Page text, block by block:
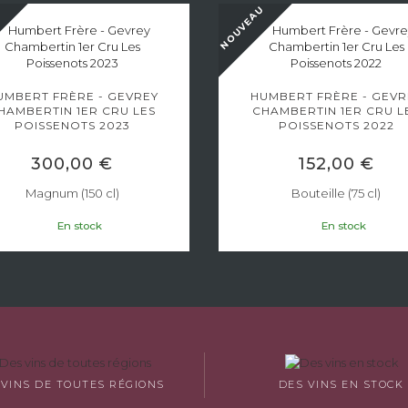
FRÈRE - GEVREY
1ER CRU LES
POISSENOTS 2023
300,00 €
Magnum (150 cl)
En stock
NOUVEAU
HUMBERT FRÈRE -
CHAMBERTIN 1ER CRU
POISSENOTS 2022
152,00 €
Bouteille (75 cl)
En stock
DE TOUTES RÉGIONS DES VINS EN STOCK